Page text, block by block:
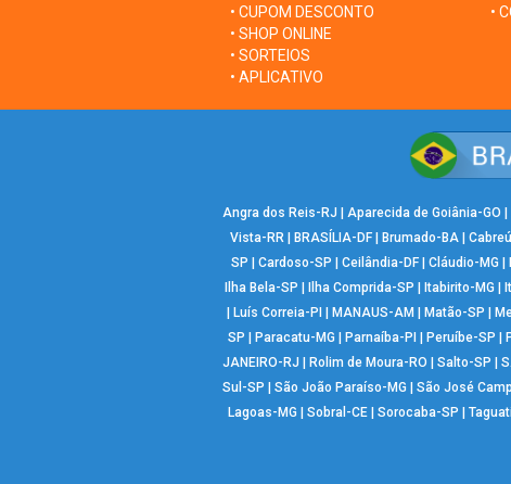
• CUPOM DESCONTO
• SHOP ONLINE
• SORTEIOS
• APLICATIVO
•
Angra dos Reis-RJ | Aparecida de Goiânia-GO |
Vista-RR | BRASÍLIA-DF| Brumado-BA|
SP | Cardoso-SP | Ceilândia-DF | Cláudio-MG |
Ilha Bela-SP | Ilha Comprida-SP | Itabirito-MG |
| Luís Correia-PI | MANAUS-AM | Matão-SP |
SP | Paracatu-MG | Parnaíba-PI | Peruíbe-SP |
JANEIRO-RJ | Rolim de Moura-RO | Salto-SP |
Sul-SP | São João Paraíso-MG | São José
Lagoas-MG | Sobral-CE| Sorocaba-SP |